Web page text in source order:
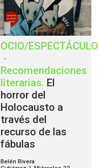
OCIO/
-
Recomendaciones
literarias. El
horror del
Holocausto a
través del
recurso de las
fábulas
Belén Rivera